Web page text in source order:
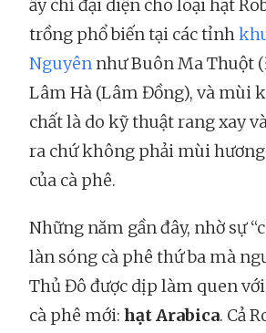
ấy chỉ đại diện cho loại hạt
trồng phổ biến tại các tỉnh
Nguyên như Buôn Ma Thuột
Lâm Hà (Lâm Đồng), và mùi
chất là do kỹ thuật rang xay
ra chứ không phải mùi
của cà phê.
Những năm gần đây, nhờ sự
làn sóng cà phê thứ ba mà
Thủ Đô được dịp làm quen
cà phê mới: hạt Arabica. Cả